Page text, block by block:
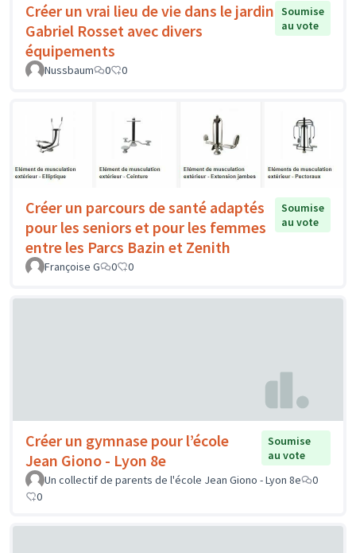
Créer un vrai lieu de vie dans le jardin
Gabriel Rosset avec divers
équipements
Soumise
au vote
Nussbaum 0 0
Créer un parcours de santé adaptés
pour les seniors et pour les femmes
entre les Parcs Bazin et Zenith
Soumise
au vote
Françoise G 0 0
Créer un gymnase pour l’école
Jean Giono - Lyon 8e
Soumise
au vote
Un collectif de parents de l'école Jean Giono - Lyon 8e
0
0